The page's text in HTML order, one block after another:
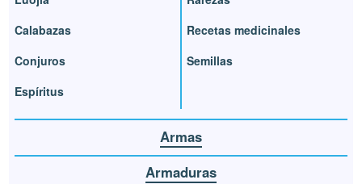
Calabazas
Conjuros
Espíritus
Recetas medicinales
Semillas
Armas
Armaduras